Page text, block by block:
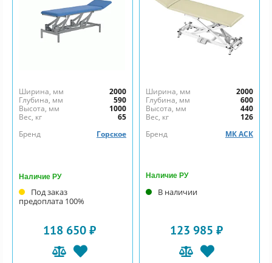
Ширина, мм
2000
Глубина, мм
590
Высота, мм
1000
Вес, кг
65
Бренд
Горское
Наличие РУ
Под заказ
предоплата 100%
118 650 ₽
Ширина, мм
2000
Глубина, мм
600
Высота, мм
440
Вес, кг
126
Бренд
МК АСК
Наличие РУ
В наличии
123 985 ₽